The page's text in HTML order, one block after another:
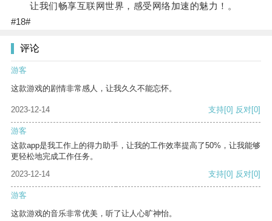
让我们畅享互联网世界，感受网络加速的魅力！。
#18#
评论
游客
这款游戏的剧情非常感人，让我久久不能忘怀。
2023-12-14 支持[0] 反对[0]
游客
这款app是我工作上的得力助手，让我的工作效率提高了50%，让我能够
更轻松地完成工作任务。
2023-12-14
支持[0] 反对[0]
游客
这款游戏的音乐非常优美，听了让人心旷神怡。